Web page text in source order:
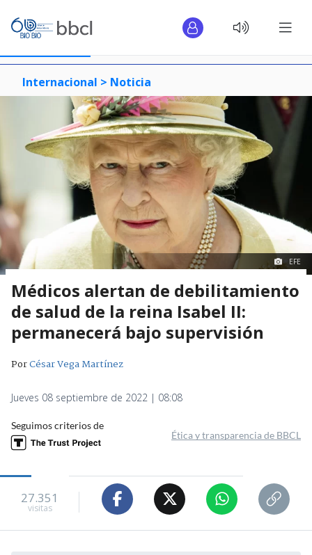
Internacional > Noticia
EFE
Médicos alertan de debilitamiento
de salud de la reina Isabel II:
permanecerá bajo supervisión
PorCésar Vega Martínez
Jueves 08 septiembre de 2022 | 08:08
Seguimos criterios de
Ética y transparencia de BBCL
27.351
visitas